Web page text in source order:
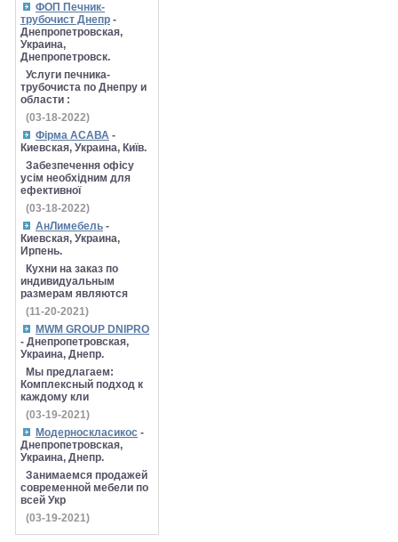
ФОП Печник-
трубочист Днепр -
Днепропетровская,
Украина,
Днепропетровск.
Услуги печника-
трубочиста по Днепру и
области :
(03-18-2022)
Фірма АСАВА -
Киевская, Украина, Київ.
Забезпечення офісу
усім необхідним для
ефективної
(03-18-2022)
АнЛимебель -
Киевская, Украина,
Ирпень.
Кухни на заказ по
индивидуальным
размерам являются
(11-20-2021)
MWM GROUP DNIPRO
- Днепропетровская,
Украина, Днепр.
Мы предлагаем:
Комплексный подход к
каждому кли
(03-19-2021)
Модерноскласикос -
Днепропетровская,
Украина, Днепр.
Занимаемся продажей
современной мебели по
всей Укр
(03-19-2021)